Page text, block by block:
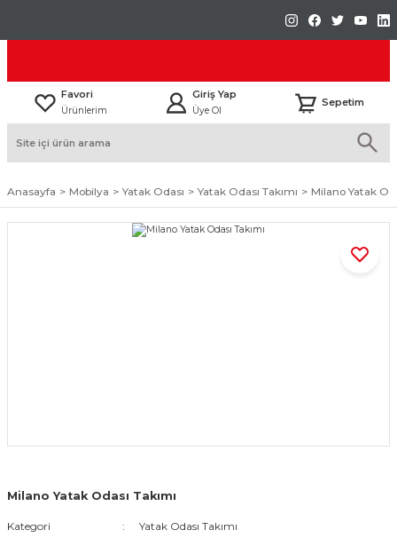
Favori
Ürünlerim
Giriş Yap
Üye Ol
Sepetim
Anasayfa Mobilya Yatak Odası Yatak Odası Takımı Milano Yatak
Milano Yatak Odası Takımı
Kategori
Yatak Odası Takımı